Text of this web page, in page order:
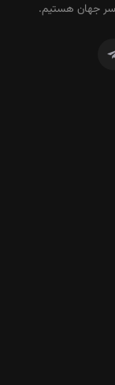
جهان هستیم.